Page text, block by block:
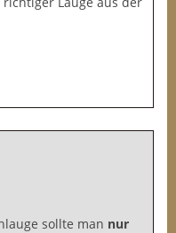
sollte man nur